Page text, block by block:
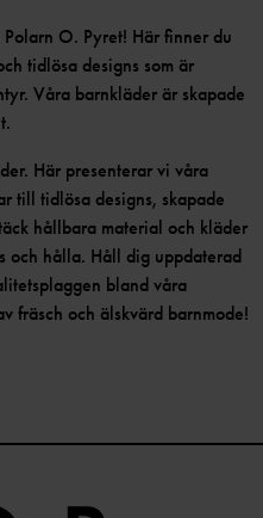
O. Pyret! Här finner du
tidlösa designs som är
Våra barnkläder är skapade
Här presenterar vi våra
till tidlösa designs, skapade
hållbara material och kläder
och hålla. Håll dig uppdaterad
bland våra
fräsch och älskvärd barnmode!